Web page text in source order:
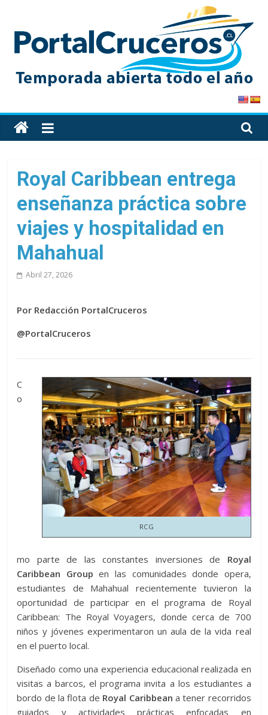
content
PortalCruceros
Toda
la
de
cruceros
en
solo
sitio
Royal Caribbean entrega
enseñanza práctica sobre
viajes y hospitalidad en
Mahahual
Abril 27, 2026
Por Redacción PortalCruceros
@PortalCruceros
RCG
C
o
mo parte de las constantes inversiones de Royal
Caribbean Group en las comunidades donde opera,
estudiantes de Mahahual recientemente tuvieron la
oportunidad de participar en el programa de Royal
Caribbean: The Royal Voyagers, donde cerca de 700
niños y jóvenes experimentaron un aula de la vida real
en el puerto local.
Diseñado como una experiencia educacional realizada en
visitas a barcos, el programa invita a los estudiantes a
bordo de la flota de Royal Caribbean a tener recorridos
guiados y actividades prácticas enfocadas en